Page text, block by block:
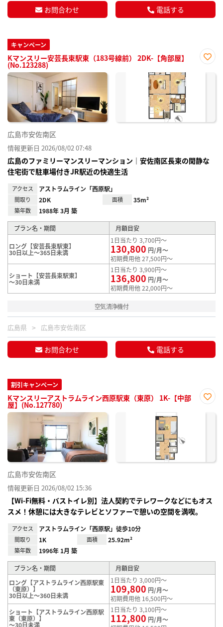
お問合わせ 電話する
キャンペーン
Kマンスリー安芸長束駅東（183号線前） 2DK-【角部屋】
(No.123288)
に入
広島市安佐南区
情報更新日 2026/08/02 07:48
広島のファミリーマンスリーマンション｜安佐南区長束の閑静な
住宅街で駐車場付きJR駅近の快適生活
アクセス アストラムライン「西原駅」
間取り 2DK 面積 35m²
築年数 1988年 3月 築
プラン名・期間 月額目安
ロング【安芸長束駅東】
30日以上～365日未満
1日当たり 3,700円～
130,800 円/月～
初期費用他 27,500円～
ショート【安芸長束駅東】
～30日未満
1日当たり 3,900円～
136,800 円/月～
初期費用他 22,000円～
空気清浄機付
広島県 広島市安佐南区
お問合わせ 電話する
割引キャンペーン
Kマンスリーアストラムライン西原駅東（東原） 1K-【中部
屋】(No.127780)
に入
広島市安佐南区
情報更新日 2026/08/02 15:36
【Wi-Fi無料・バストイレ別】法人契約でテレワークなどにもオス
スメ！休憩には大きなテレビとソファーで憩いの空間を満喫。
アクセス アストラムライン「西原駅」徒歩10分
間取り 1K 面積 25.92m²
築年数 1996年 1月 築
プラン名・期間
月額目安
ロング【アストラムライン西原駅東
（東原）】
30日以上～360日未満
1日当たり 3,000円～
109,800 円/月～
初期費用他 16,500円～
ショート【アストラムライン西原駅
東（東原）】
～30日未満
1日当たり 3,100円～
112,800 円/月～